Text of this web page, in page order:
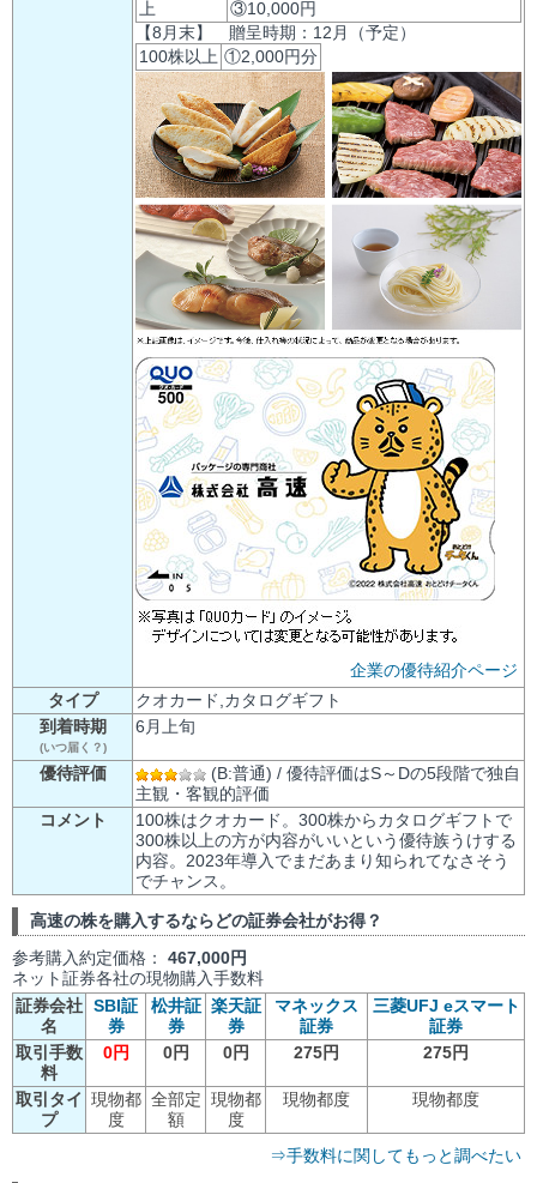
上
③10,000円
【8月末】 贈呈時期：12月（予定）
100株以上 ①2,000円分
企業の優待紹介ページ
タイプ
クオカード,カタログギフト
到着時期
(いつ届く？)
6月上旬
優待評価
(B:普通) / 優待評価はS～Dの5段階で独自
主観・客観的評価
コメント
100株はクオカード。300株からカタログギフトで
300株以上の方が内容がいいという優待族うけする
内容。2023年導入でまだあまり知られてなさそう
でチャンス。
高速の株を購入するならどの証券会社がお得？
参考購入約定価格： 467,000円
ネット証券各社の現物購入手数料
証券会社
名
SBI証
券
松井証
券
楽天証
券
マネックス
証券
三菱UFJ eスマート
証券
取引手数
料
0円 0円 0円 275円 275円
取引タイ
プ
現物都
度
全部定
額
現物都
度
現物都度 現物都度
⇒手数料に関してもっと調べたい